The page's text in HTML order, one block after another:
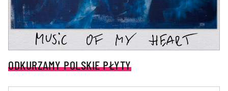
ODKURZAMY POLSKIE PŁYTY